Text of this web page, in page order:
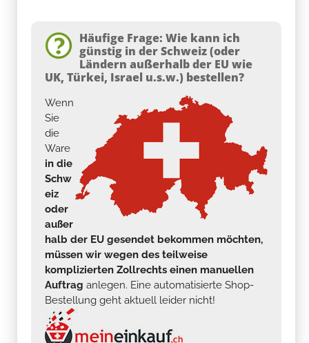
Häufige Frage: Wie kann ich
günstig in der Schweiz (oder
Ländern außerhalb der EU wie
UK, Türkei, Israel u.s.w.) bestellen?
Wenn
Sie
die
Ware
in die
Schw
eiz
oder
außer
halb der EU gesendet bekommen möchten,
müssen wir wegen des teilweise
komplizierten Zollrechts einen manuellen
Auftrag anlegen. Eine automatisierte Shop-
Bestellung geht aktuell leider nicht!